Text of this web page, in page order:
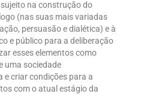
na construção do
(nas suas mais variadas
persuasão e dialética) e à
e público para a deliberação
esses elementos como
uma sociedade
e criar condições para a
com o atual estágio da